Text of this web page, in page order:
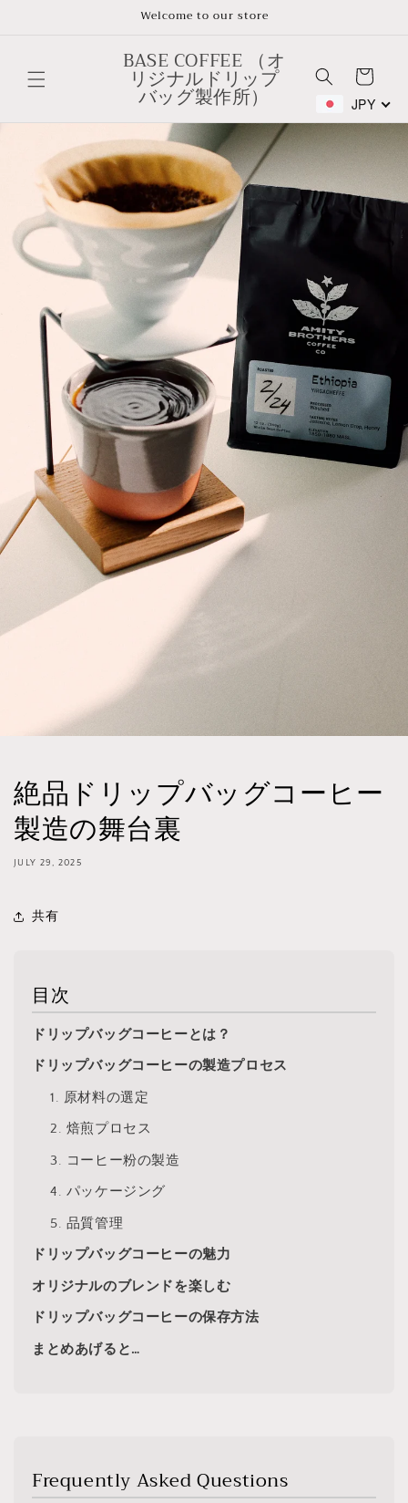
Welcome to our store
BASE COFFEE （オ
リジナルドリップ
バッグ製作所）
Cart
JPY
絶品ドリップバッグコーヒー
製造の舞台裏
JULY 29, 2025
共有
目次
ドリップバッグコーヒーとは？
ドリップバッグコーヒーの製造プロセス
1. 原材料の選定
2. 焙煎プロセス
3. コーヒー粉の製造
4. パッケージング
5. 品質管理
ドリップバッグコーヒーの魅力
オリジナルのブレンドを楽しむ
ドリップバッグコーヒーの保存方法
まとめあげると…
Frequently Asked Questions